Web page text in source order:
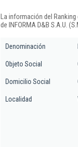
La información del
de INFORMA D&B S.A.U.
Denominación
Objeto Social
Domicilio Social
Localidad